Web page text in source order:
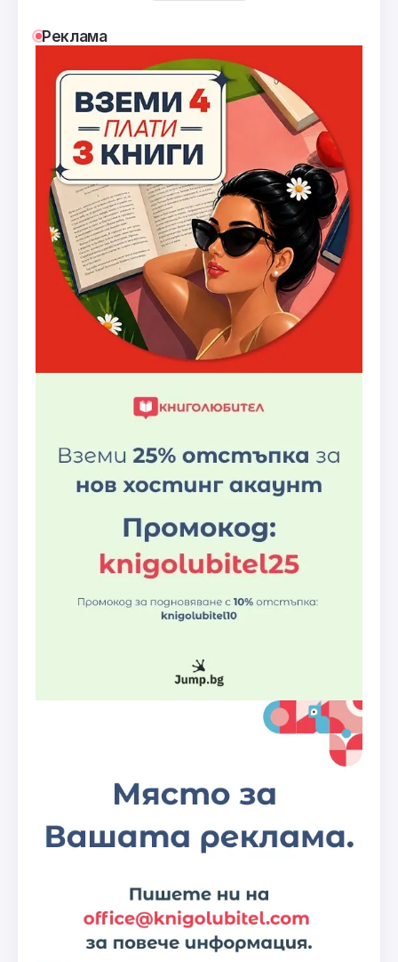
Реклама